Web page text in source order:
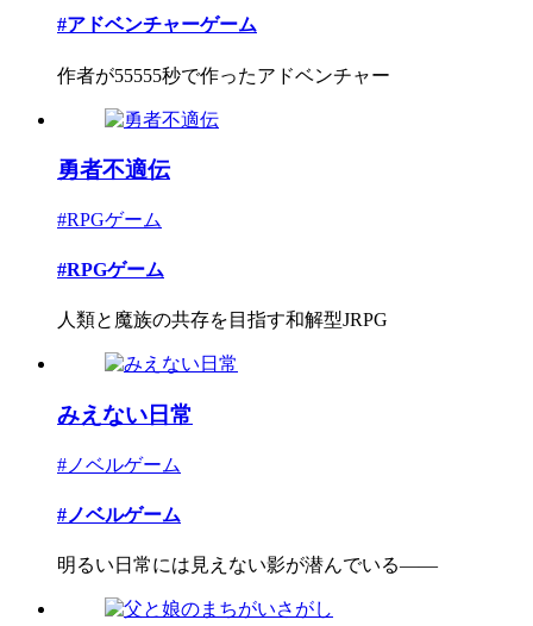
#アドベンチャーゲーム
作者が55555秒で作ったアドベンチャー
勇者不適伝
#RPGゲーム
#RPGゲーム
人類と魔族の共存を目指す和解型JRPG
みえない日常
#ノベルゲーム
#ノベルゲーム
明るい日常には見えない影が潜んでいる――